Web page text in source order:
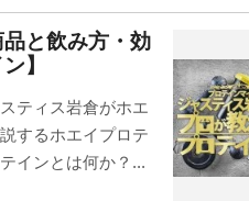
と飲み方・効
】
ティス岩倉がホエ
するホエイプロテ
インとは何か？...